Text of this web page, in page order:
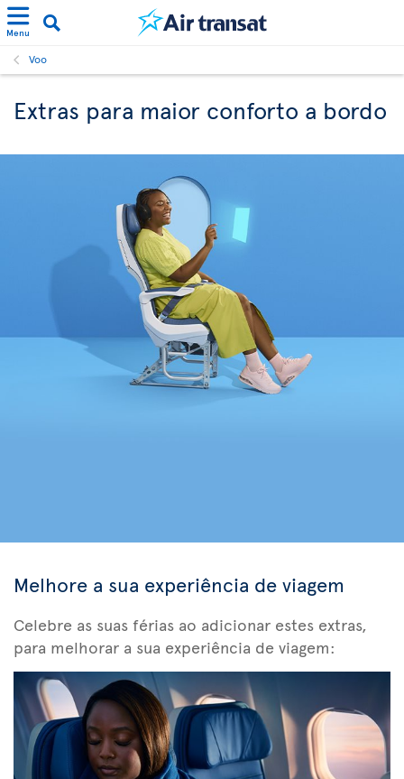
Menu
Voo
Extras para maior conforto a bordo
Melhore a sua experiência de viagem
Celebre as suas férias ao adicionar estes extras,
para melhorar a sua experiência de viagem: